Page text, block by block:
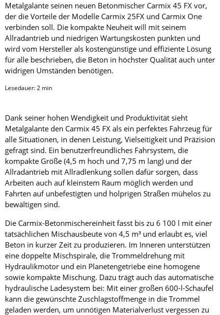
Metalgalante seinen neuen Betonmischer Carmix 45 FX vor,
der die Vorteile der Modelle Carmix 25FX und Carmix One
verbinden soll. Die kompakte Neuheit will mit seinem
Allradantrieb und niedrigen Wartungskosten punkten und
wird vom Hersteller als kostengünstige und effiziente Lösung
für alle beschrieben, die Beton in höchster Qualität auch unter
widrigen Umständen benötigen.
Lesedauer:2 min
Dank seiner hohen Wendigkeit und Produktivität sieht
Metalgalante den Carmix 45 FX als ein perfektes Fahrzeug für
alle Situationen, in denen Leistung, Vielseitigkeit und Präzision
gefragt sind. Ein benutzerfreundliches Fahrsystem, die
kompakte Größe (4,5 m hoch und 7,75 m lang) und der
Allradantrieb mit Allradlenkung sollen dafür sorgen, dass
Arbeiten auch auf kleinstem Raum möglich werden und
Fahrten auf unbefestigten und holprigen Straßen mühelos zu
bewältigen sind.
Die Carmix-Betonmischereinheit fasst bis zu 6 100 l mit einer
tatsächlichen Mischausbeute von 4,5 m³ und erlaubt es, viel
Beton in kurzer Zeit zu produzieren. Im Inneren unterstützen
eine doppelte Mischspirale, die Trommeldrehung mit
Hydraulikmotor und ein Planetengetriebe eine homogene
sowie kompakte Mischung. Dazu trägt auch das automatische
hydraulische Ladesystem bei: Mit einer großen 600-l-Schaufel
kann die gewünschte Zuschlagstoffmenge in die Trommel
geladen werden, um unnötigen Materialverlust vergessen zu